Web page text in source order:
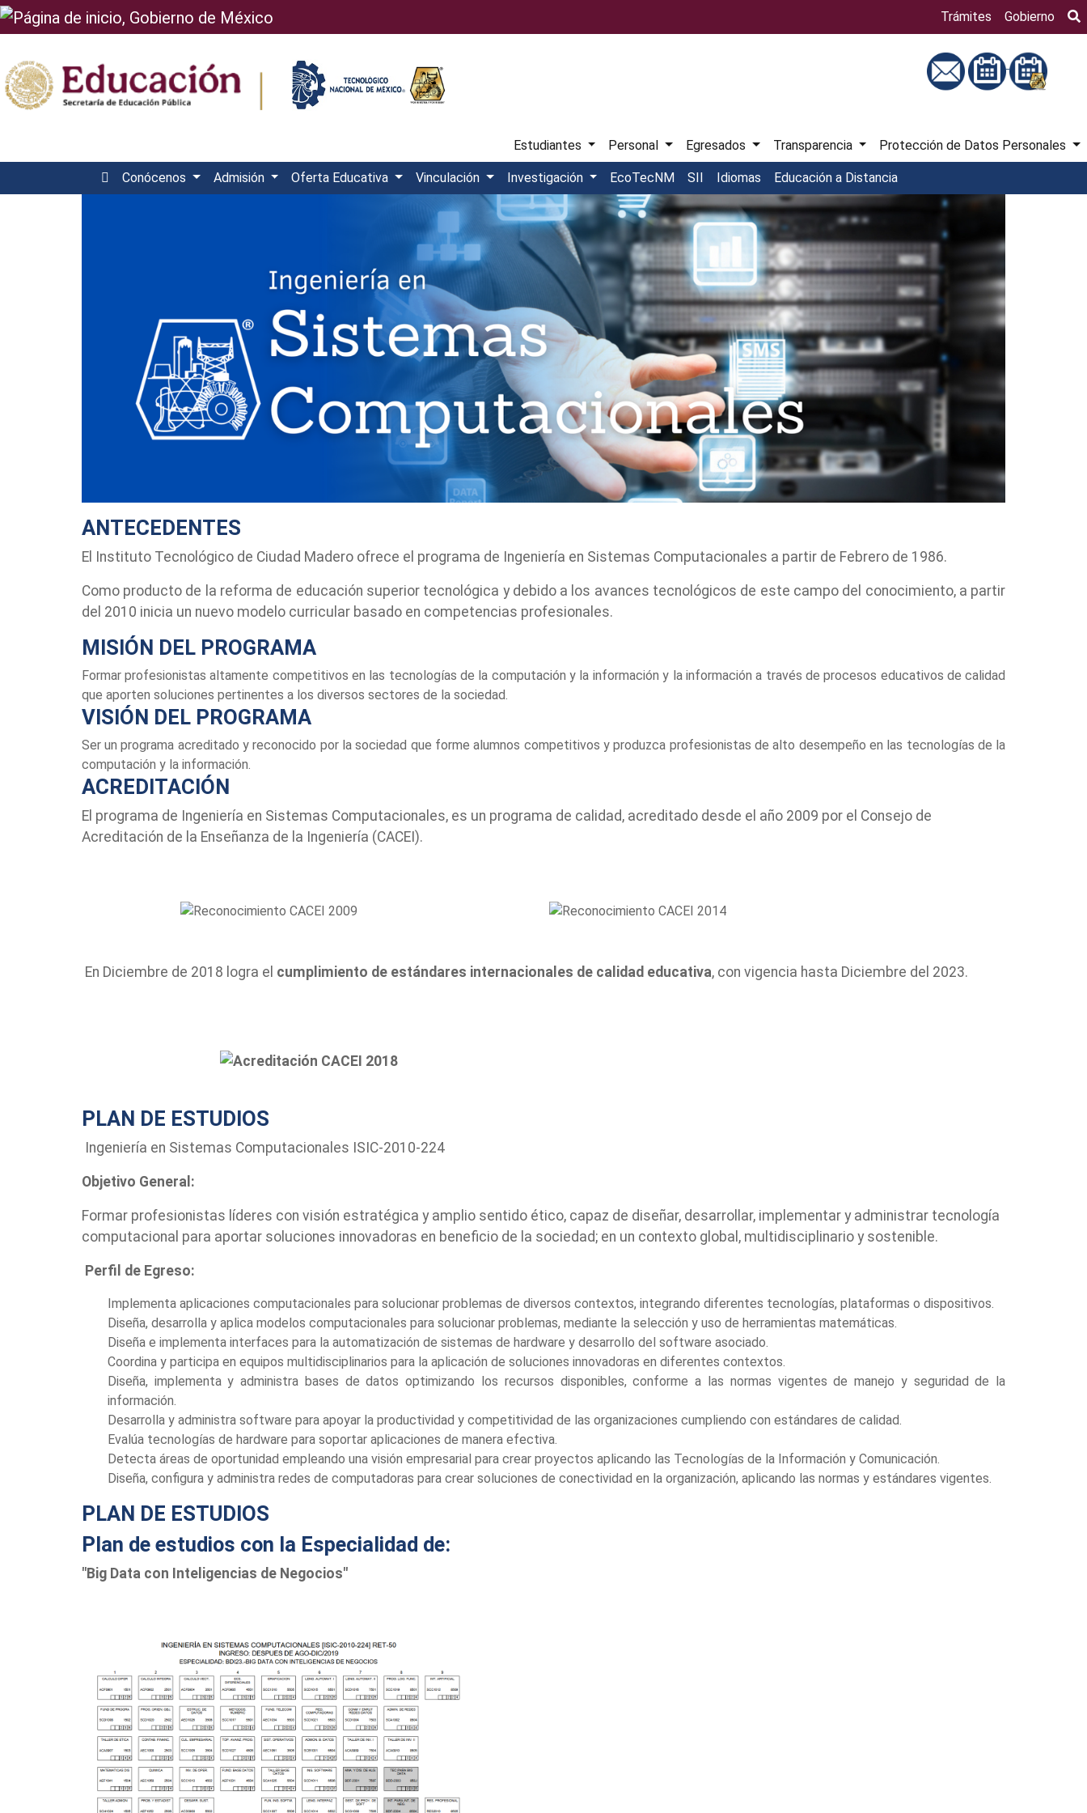
Trámites Gobierno
Estudiantes Personal Egresados Transparencia Protección de Datos Personales
Conócenos Admisión Oferta Educativa Vinculación Investigación EcoTecNM SII Idiomas Educación a Distancia
ANTECEDENTES
El Instituto Tecnológico de Ciudad Madero ofrece el programa de Ingeniería en Sistemas Computacionales a partir de Febrero de 1986.
Como producto de la reforma de educación superior tecnológica y debido a los avances tecnológicos de este campo del conocimiento, a partir
del 2010 inicia un nuevo modelo curricular basado en competencias profesionales.
MISIÓN DEL PROGRAMA
Formar profesionistas altamente competitivos en las tecnologías de la computación y la información y la información a través de procesos educativos de calidad
que aporten soluciones pertinentes a los diversos sectores de la sociedad.
VISIÓN DEL PROGRAMA
Ser un programa acreditado y reconocido por la sociedad que forme alumnos competitivos y produzca profesionistas de alto desempeño en las tecnologías de la
computación y la información.
ACREDITACIÓN
El programa de Ingeniería en Sistemas Computacionales, es un programa de calidad, acreditado desde el año 2009 por el Consejo de
Acreditación de la Enseñanza de la Ingeniería (CACEI).
En Diciembre de 2018 logra el cumplimiento de estándares internacionales de calidad educativa, con vigencia hasta Diciembre del 2023.
PLAN DE ESTUDIOS
Ingeniería en Sistemas Computacionales ISIC-2010-224
Objetivo General:
Formar profesionistas líderes con visión estratégica y amplio sentido ético, capaz de diseñar, desarrollar, implementar y administrar tecnología
computacional para aportar soluciones innovadoras en beneficio de la sociedad; en un contexto global, multidisciplinario y sostenible.
Perfil de Egreso:
Implementa aplicaciones computacionales para solucionar problemas de diversos contextos, integrando diferentes tecnologías, plataformas o dispositivos.
Diseña, desarrolla y aplica modelos computacionales para solucionar problemas, mediante la selección y uso de herramientas matemáticas.
Diseña e implementa interfaces para la automatización de sistemas de hardware y desarrollo del software asociado.
Coordina y participa en equipos multidisciplinarios para la aplicación de soluciones innovadoras en diferentes contextos.
Diseña, implementa y administra bases de datos optimizando los recursos disponibles, conforme a las normas vigentes de manejo y seguridad de la
información.
Desarrolla y administra software para apoyar la productividad y competitividad de las organizaciones cumpliendo con estándares de calidad.
Evalúa tecnologías de hardware para soportar aplicaciones de manera efectiva.
Detecta áreas de oportunidad empleando una visión empresarial para crear proyectos aplicando las Tecnologías de la Información y Comunicación.
Diseña, configura y administra redes de computadoras para crear soluciones de conectividad en la organización, aplicando las normas y estándares vigentes.
PLAN DE ESTUDIOS
Plan de estudios con la Especialidad de:
"Big Data con Inteligencias de Negocios"